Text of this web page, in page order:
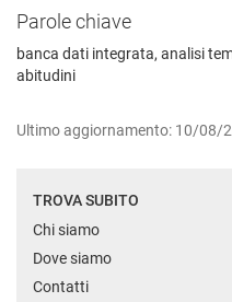
Parole chiave
banca dati integrata, analisi
abitudini
Ultimo aggiornamento: 10/08/
TROVA SUBITO
Chi siamo
Dove siamo
Contatti